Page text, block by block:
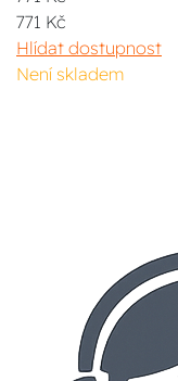
771 Kč
Hlídat dostupnost
Není skladem